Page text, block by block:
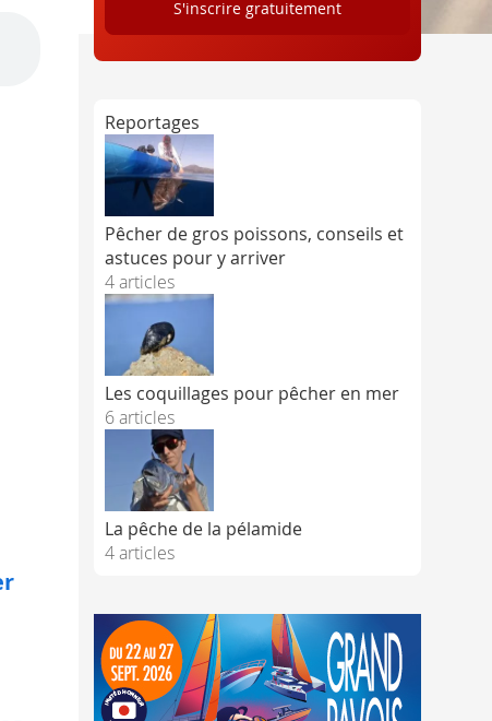
Reportages
Pêcher de gros poissons, conseils et
astuces pour y arriver
4 articles
Les coquillages pour pêcher en mer
6 articles
La pêche de la pélamide
4 articles